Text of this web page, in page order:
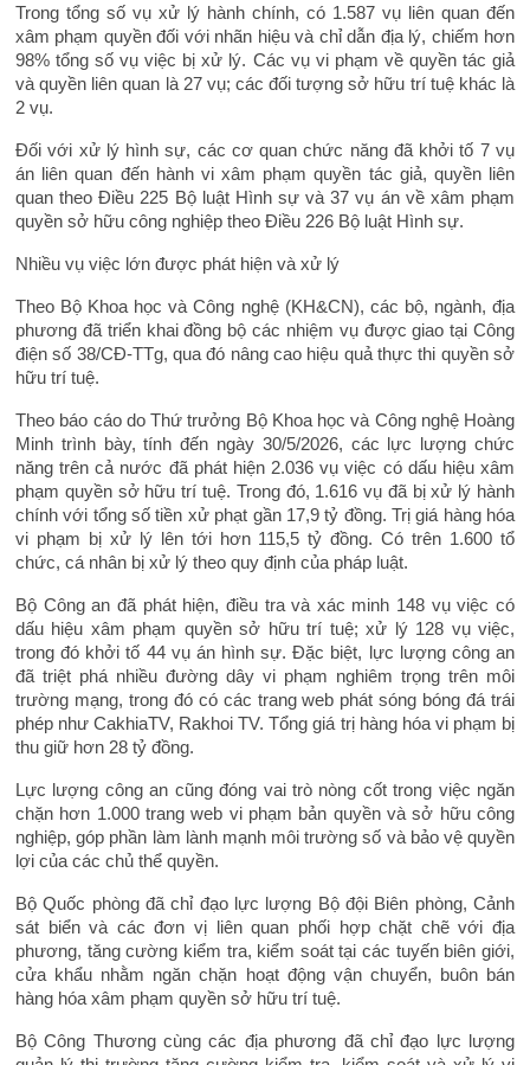
Trong tổng số vụ xử lý hành chính, có 1.587 vụ liên quan đến
xâm phạm quyền đối với nhãn hiệu và chỉ dẫn địa lý, chiếm hơn
98% tổng số vụ việc bị xử lý. Các vụ vi phạm về quyền tác giả
và quyền liên quan là 27 vụ; các đối tượng sở hữu trí tuệ khác là
2 vụ.
Đối với xử lý hình sự, các cơ quan chức năng đã khởi tố 7 vụ
án liên quan đến hành vi xâm phạm quyền tác giả, quyền liên
quan theo Điều 225 Bộ luật Hình sự và 37 vụ án về xâm phạm
quyền sở hữu công nghiệp theo Điều 226 Bộ luật Hình sự.
Nhiều vụ việc lớn được phát hiện và xử lý
Theo Bộ Khoa học và Công nghệ (KH&CN), các bộ, ngành, địa
phương đã triển khai đồng bộ các nhiệm vụ được giao tại Công
điện số 38/CĐ-TTg, qua đó nâng cao hiệu quả thực thi quyền sở
hữu trí tuệ.
Theo báo cáo do Thứ trưởng Bộ Khoa học và Công nghệ Hoàng
Minh trình bày, tính đến ngày 30/5/2026, các lực lượng chức
năng trên cả nước đã phát hiện 2.036 vụ việc có dấu hiệu xâm
phạm quyền sở hữu trí tuệ. Trong đó, 1.616 vụ đã bị xử lý hành
chính với tổng số tiền xử phạt gần 17,9 tỷ đồng. Trị giá hàng hóa
vi phạm bị xử lý lên tới hơn 115,5 tỷ đồng. Có trên 1.600 tổ
chức, cá nhân bị xử lý theo quy định của pháp luật.
Bộ Công an đã phát hiện, điều tra và xác minh 148 vụ việc có
dấu hiệu xâm phạm quyền sở hữu trí tuệ; xử lý 128 vụ việc,
trong đó khởi tố 44 vụ án hình sự. Đặc biệt, lực lượng công an
đã triệt phá nhiều đường dây vi phạm nghiêm trọng trên môi
trường mạng, trong đó có các trang web phát sóng bóng đá trái
phép như CakhiaTV, Rakhoi TV. Tổng giá trị hàng hóa vi phạm bị
thu giữ hơn 28 tỷ đồng.
Lực lượng công an cũng đóng vai trò nòng cốt trong việc ngăn
chặn hơn 1.000 trang web vi phạm bản quyền và sở hữu công
nghiệp, góp phần làm lành mạnh môi trường số và bảo vệ quyền
lợi của các chủ thể quyền.
Bộ Quốc phòng đã chỉ đạo lực lượng Bộ đội Biên phòng, Cảnh
sát biển và các đơn vị liên quan phối hợp chặt chẽ với địa
phương, tăng cường kiểm tra, kiểm soát tại các tuyến biên giới,
cửa khẩu nhằm ngăn chặn hoạt động vận chuyển, buôn bán
hàng hóa xâm phạm quyền sở hữu trí tuệ.
Bộ Công Thương cùng các địa phương đã chỉ đạo lực lượng